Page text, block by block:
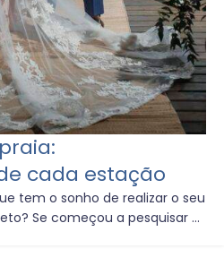
cada estação
tem o sonho de realizar o seu
Se começou a pesquisar ...